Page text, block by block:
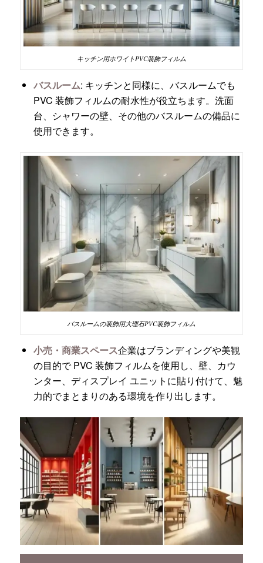
キッチン用ホワイトPVC装飾フィルム
バスルーム: キッチンと同様に、バスルームでも
PVC 装飾フィルムの耐水性が役立ちます。洗面
台、シャワーの壁、その他のバスルームの備品に
使用できます。
バスルームの装飾用大理石PVC装飾フィルム
小売・商業スペース企業はブランディングや美観
の目的で PVC 装飾フィルムを使用し、壁、カウ
ンター、ディスプレイ ユニットに貼り付けて、魅
力的でまとまりのある環境を作り出します。